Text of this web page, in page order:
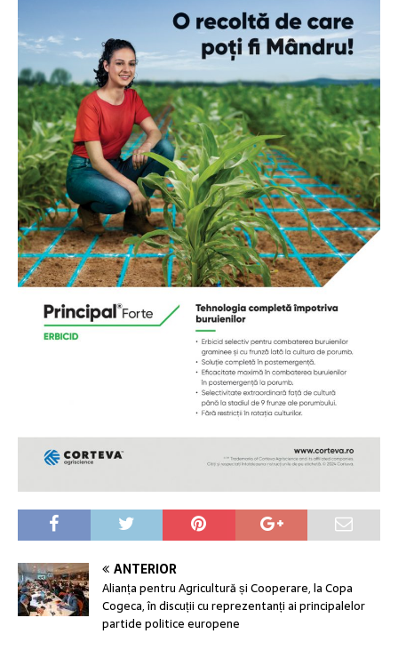
ANTERIOR
Alianța pentru Agricultură și Cooperare, la Copa
Cogeca, în discuții cu reprezentanți ai principalelor
partide politice europene